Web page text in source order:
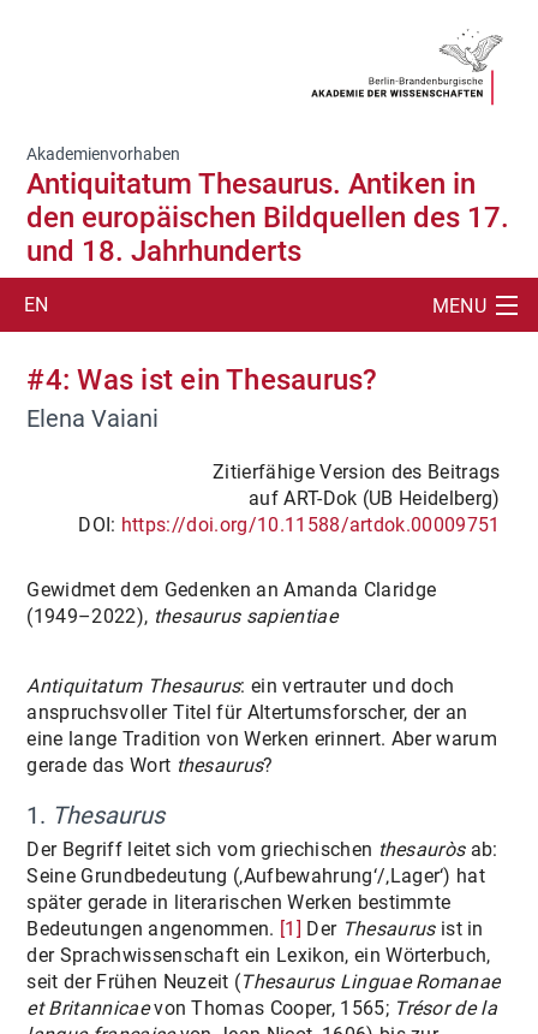
Akademienvorhaben
Antiquitatum Thesaurus. Antiken in
den europäischen Bildquellen des 17.
und 18. Jahrhunderts
MENU
EN
PROJEKT
DATENBANK
NEWS UND EVENTS
PUBLIKATIONEN
BLOG
#4: Was ist ein Thesaurus?
Elena Vaiani
Zitierfähige Version des Beitrags
auf ART-Dok (UB Heidelberg)
DOI: https://doi.org/10.11588/artdok.00009751
Gewidmet dem Gedenken an Amanda Claridge
(1949–2022), thesaurus sapientiae
Antiquitatum Thesaurus: ein vertrauter und doch
anspruchsvoller Titel für Altertumsforscher, der an
eine lange Tradition von Werken erinnert. Aber warum
gerade das Wort thesaurus?
1. Thesaurus
Der Begriff leitet sich vom griechischen thesauròsab:
Seine Grundbedeutung (‚Aufbewahrung‘/‚Lager‘) hat
später gerade in literarischen Werken bestimmte
Bedeutungen angenommen. [1] Der Thesaurusist in
der Sprachwissenschaft ein Lexikon, ein Wörterbuch,
seit der Frühen Neuzeit (Thesaurus Linguae Romanae
et Britannicaevon Thomas Cooper, 1565; Trésor de la